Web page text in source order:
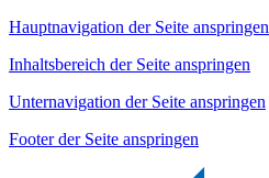
Hauptnavigation der Seite anspringen
Inhaltsbereich der Seite anspringen
Unternavigation der Seite anspringen
Footer der Seite anspringen